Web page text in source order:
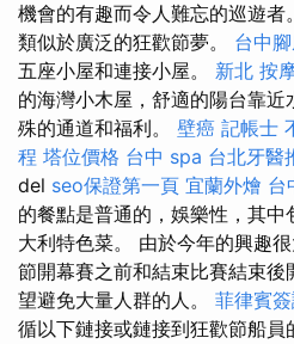
機會的有趣而令人難忘的巡遊
類似於廣泛的狂歡節夢。 台中
五座小屋和連接小屋。 新北 按
的海灣小木屋，舒適的陽台靠
殊的通道和福利。 壁癌 記帳士
程 塔位價格 台中 spa 台北牙醫
del seo保證第一頁 宜蘭外燴 台
的餐點是普通的，娛樂性，其
大利特色菜。 由於今年的興趣
節開幕賽之前和結束比賽結束
望避免大量人群的人。 菲律賓
循以下鏈接或鏈接到狂歡節船